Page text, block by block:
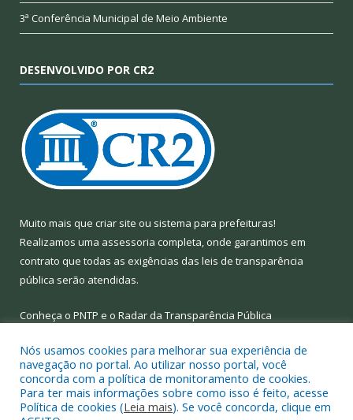
3ª Conferência Municipal de Meio Ambiente
DESENVOLVIDO POR CR2
Muito mais que criar site ou sistema para prefeituras!
Realizamos uma assessoria completa, onde garantimos em
contrato que todas as exigências das leis de transparência
pública serão atendidas.
Conheça o PNTP e o Radar da Transparência Pública
Todos os direitos reservados a Prefeitura Municipal de Limoeiro
do Ajuru.
Nós usamos cookies para melhorar sua experiência de
navegação no portal. Ao utilizar nosso portal, você
concorda com a política de monitoramento de cookies.
Para ter mais informações sobre como isso é feito, acesse
Política de cookies (Leia mais). Se você concorda, clique em